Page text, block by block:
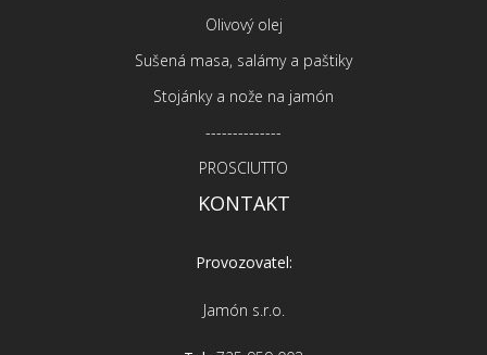
Olivový olej
Sušená masa, salámy a paštiky
Stojánky a nože na jamón
--------------
PROSCIUTTO
KONTAKT
Provozovatel:
Jamón s.r.o.